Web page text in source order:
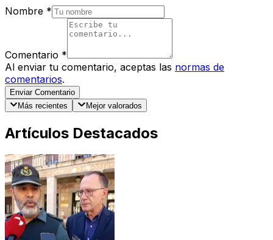
Nombre *
Comentario *
Al enviar tu comentario, aceptas las normas de
comentarios.
Enviar Comentario
Más recientes
Mejor valorados
Artículos Destacados